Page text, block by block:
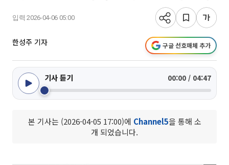
입력 2026-04-06 05:00
한성주 기자 구글 선호매체 추가
기사 듣기 00:00 / 04:47
본 기사는 (2026-04-05 17:00)에 Channel5을 통해 소
개 되었습니다.